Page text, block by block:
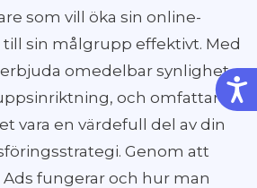
som vill öka sin online-
till sin målgrupp effektivt. Med
omedelbar synlighet,
och omfattande
vara en värdefull del av din
Genom att
fungerar och hur man